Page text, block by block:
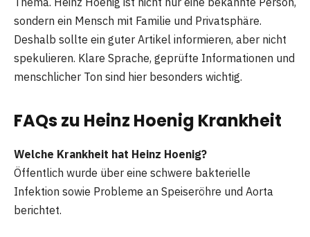
sondern ein Mensch mit Familie und Privatsphäre.
Deshalb sollte ein guter Artikel informieren, aber nicht
spekulieren. Klare Sprache, geprüfte Informationen und
menschlicher Ton sind hier besonders wichtig.
FAQs zu Heinz Hoenig Krankheit
Welche Krankheit hat Heinz Hoenig?
Öffentlich wurde über eine schwere bakterielle
Infektion sowie Probleme an Speiseröhre und Aorta
berichtet.